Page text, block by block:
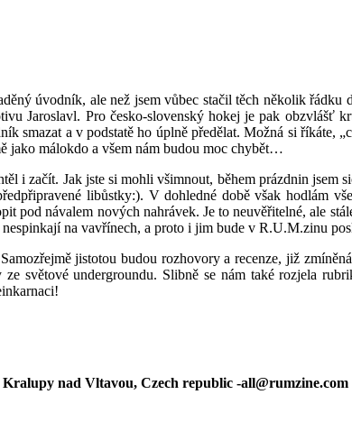
úvodník, ale než jsem vůbec stačil těch několik řádku
Jaroslavl. Pro česko-slovenský hokej je pak obzvlášť
smazat a v podstatě ho úplně předělat. Možná si
jako málokdo a všem nám budou moc chybět…
i začít. Jak jste si mohli všimnout, během prázdnin
libůstky:). V dohledné době však hodlám
pod návalem nových nahrávek. Je to neuvěřitelné, ale
na vavřínech, a proto i jim bude v R.U.M.zinu
jistotou budou rozhovory a recenze, již
světové undergroundu. Slibně se nám také rozjela
nad Vltavou, Czech republic -all@rumzine.com